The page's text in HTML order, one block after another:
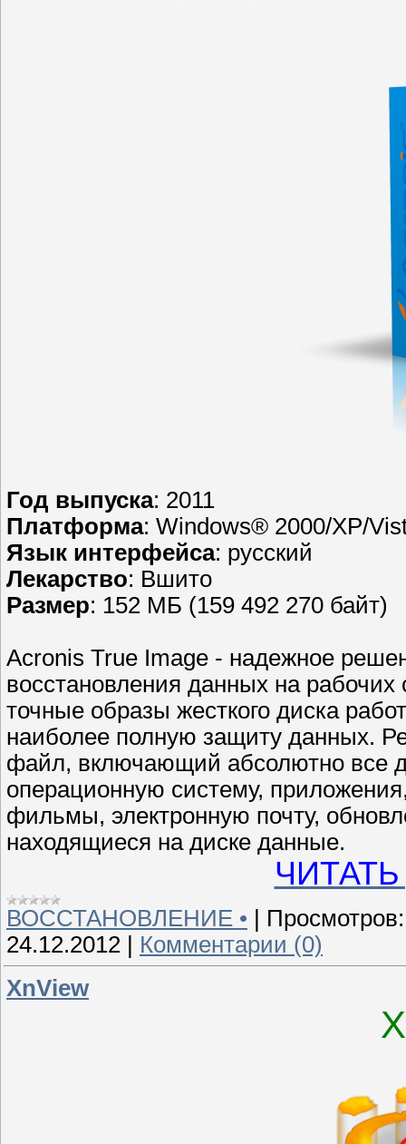
Год выпуска: 2011
Платформа: Windows® 2000/XP/
Язык интерфейса: русский
Лекарство: Вшито
Размер: 152 МБ (159 492 270 байт)
Acronis True Image - надежное
восстановления данных на рабочих
точные образы жесткого диска
наиболее полную защиту данных.
файл, включающий абсолютно все
операционную систему,
фильмы, электронную почту,
находящиеся на диске данные.
ВОССТАНОВЛЕНИЕ •
Просмотров:
24.12.2012
Комментарии (0)
XnView